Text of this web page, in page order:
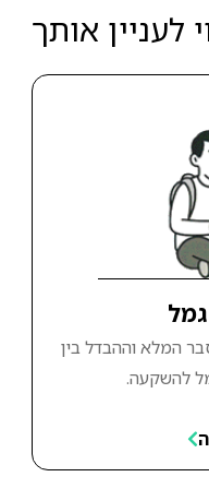
לעניין אותך
המלא וההבדל בין
להשקעה.